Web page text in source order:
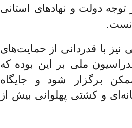
دولت و نهادهای استانی
با قدردانی از حمایت‌های
ملی بر این بوده که
برگزار شود و جایگاه
و کشتی پهلوانی بیش از